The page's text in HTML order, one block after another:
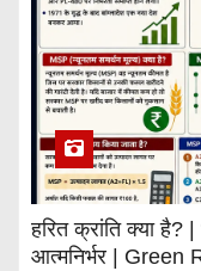
हरित क्रांति क्या है?
आत्मनिर्भर |